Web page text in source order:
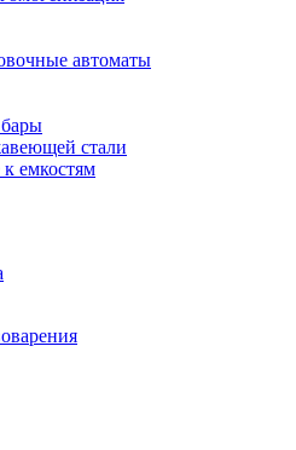
автоматы
стали
емкостям